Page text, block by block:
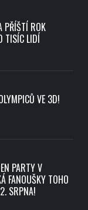
PŘÍŠTÍ ROK
TISÍC LIDÍ
VE 3D!
PARTY V
FANOUŠKY TOHO
SRPNA!